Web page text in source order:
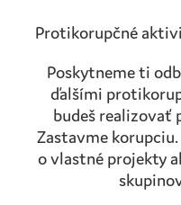
Protikorupčné
Poskytneme ti
ďalšími
budeš realizovať
Zastavme
o vlastné projekty